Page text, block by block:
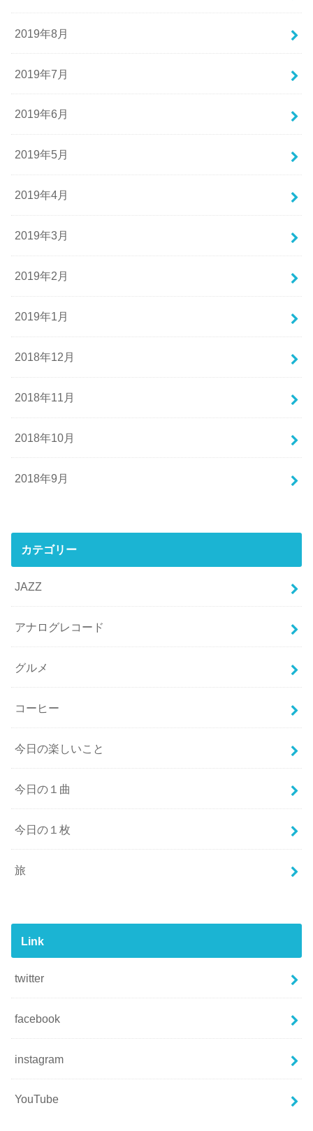
2019年8月
2019年7月
2019年6月
2019年5月
2019年4月
2019年3月
2019年2月
2019年1月
2018年12月
2018年11月
2018年10月
2018年9月
カテゴリー
JAZZ
アナログレコード
グルメ
コーヒー
今日の楽しいこと
今日の１曲
今日の１枚
旅
Link
twitter
facebook
instagram
YouTube